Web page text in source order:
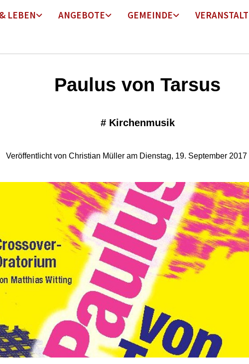
LEBEN ANGEBOTE GEMEINDE
Paulus von Tarsus
# Kirchenmusik
Veröffentlicht von Christian Müller am Dienstag, 19. September 2017